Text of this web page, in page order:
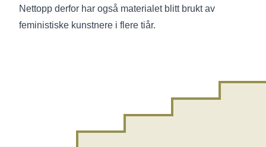
Nettopp derfor har også materialet blitt brukt av
feministiske kunstnere i flere tiår.